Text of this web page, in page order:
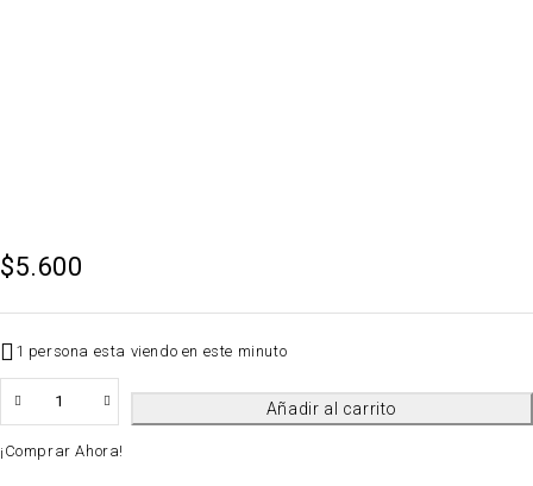
$5.600
1 persona esta viendo en este minuto
Añadir al carrito
¡Comprar Ahora!